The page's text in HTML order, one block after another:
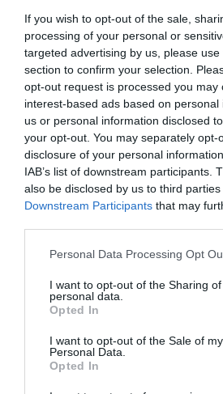
If you wish to opt-out of the sale,
processing of your personal or
targeted advertising by us, please
section to confirm your selection.
opt-out request is processed you may
interest-based ads based on
us or personal information disclosed
your opt-out. You may separately opt-
disclosure of your personal
IAB’s list of downstream participants.
also be disclosed by us to third
Downstream Participants that may
Please note that this website/app
not limited to your visit or usage
grant or deny consent to Google and
use your data for below specified
consent section.
Personal Data Processing Opt
I want to opt-out of the Sharing
personal data.
Opted In
I want to opt-out of the Sale of my
Personal Data.
Opted In
24.11.2024 - 10:04
ΠΟΛΙΤΙΚΗ
Βασίλης Οικονόμου:
ασφάλεια για τους νέους
"Οι πολίτες και οι επισκέπτες